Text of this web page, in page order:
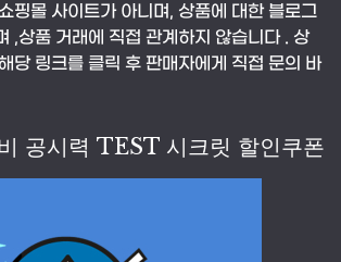
핑몰 사이트가 아니며, 상품에 대한 블로그
,상품 거래에 직접 관계하지 않습니다 . 상
당 링크를 클릭 후 판매자에게 직접 문의 바
공시력 TEST 시크릿 할인쿠폰